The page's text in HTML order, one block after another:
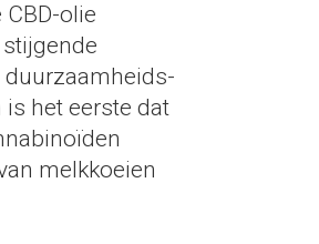
olie
duurzaamheids-
het eerste dat
melkkoeien